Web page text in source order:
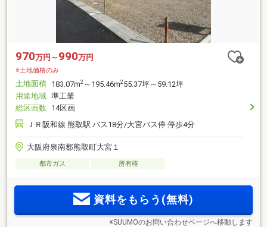
970万円～ 990万円
※土地価格のみ
土地面積 183.07m2 ～195.46m255.37坪～59.12坪
用途地域 準工業
総区画数 14区画
ＪＲ阪和線 熊取駅 バス18分/大宮バス停 停歩4分
大阪府泉南郡熊取町大宮１
都市ガス 所有権
資料をもらう(無料)
※SUUMOのお問い合わせページへ移動します